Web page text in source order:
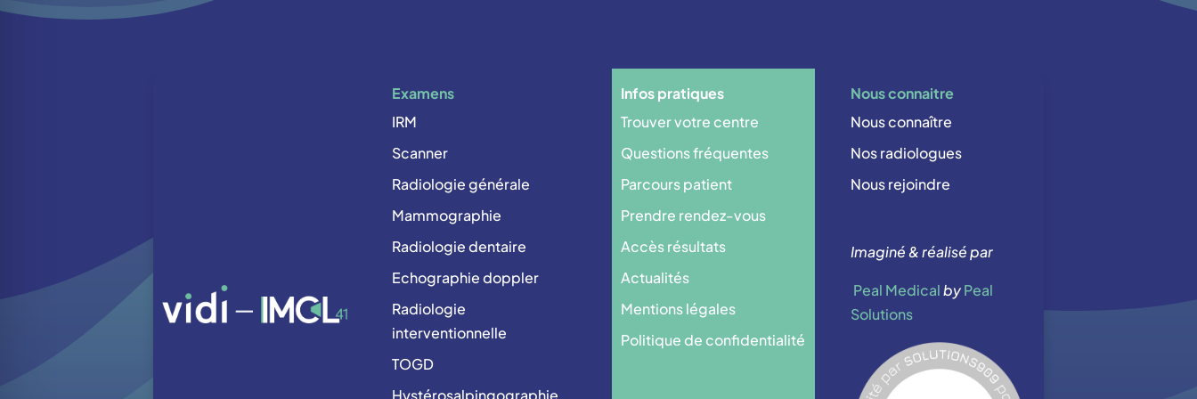
Examens
IRM
Scanner
Radiologie générale
Mammographie
Radiologie dentaire
Echographie doppler
Radiologie
interventionnelle
TOGD
Hystérosalpingographie
Infos pratiques
Trouver votre centre
Questions fréquentes
Parcours patient
Prendre rendez-vous
Accès résultats
Actualités
Mentions légales
Politique de confidentialité
Nous connaitre
Nous connaître
Nos radiologues
Nous rejoindre
Imaginé & réalisé par
Peal Medicalby Peal
Solutions